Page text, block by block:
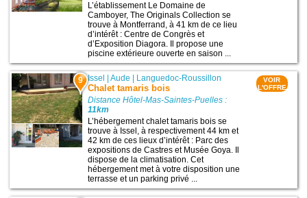
L’établissement Le Domaine de
Camboyer, The Originals Collection se
trouve à Montferrand, à 41 km de ce lieu
d’intérêt : Centre de Congrès et
d’Exposition Diagora. Il propose une
piscine extérieure ouverte en saison ...
9 Issel |Aude Languedoc-Roussillon
Chalet tamaris bois
Distance Hôtel-Mas-Saintes-Puelles :
11km
L’hébergement chalet tamaris bois se
trouve à Issel, à respectivement 44 km et
42 km de ces lieux d’intérêt : Parc des
expositions de Castres et Musée Goya. Il
dispose de la climatisation. Cet
hébergement met à votre disposition une
terrasse et un parking privé ...
VOIR
L'OFFRE